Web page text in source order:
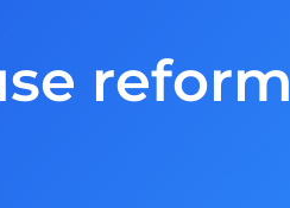
reform